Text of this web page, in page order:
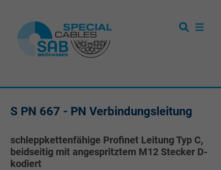
S PN 667 - PN Verbindungsleitung
schleppkettenfähige Profinet Leitung Typ C,
beidseitig mit angespritztem M12 Stecker D-
kodiert